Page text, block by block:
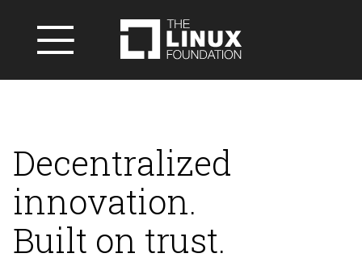
Decentralized
innovation.
Built on trust.